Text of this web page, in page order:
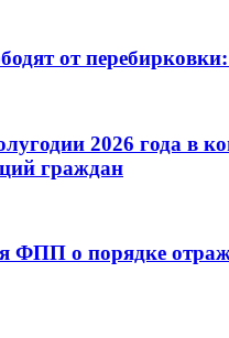
от
2026 года в
граждан
ФПП о порядке